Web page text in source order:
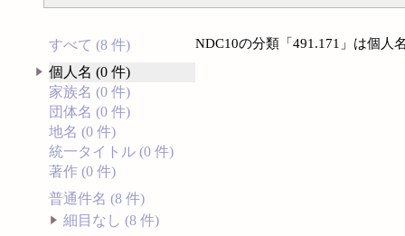
すべて (8 件)
個人名 (0 件)
家族名 (0 件)
団体名 (0 件)
地名 (0 件)
統一タイトル (0 件)
著作 (0 件)
普通件名 (8 件)
細目なし (8 件)
NDC10の分類「491.171」は個人